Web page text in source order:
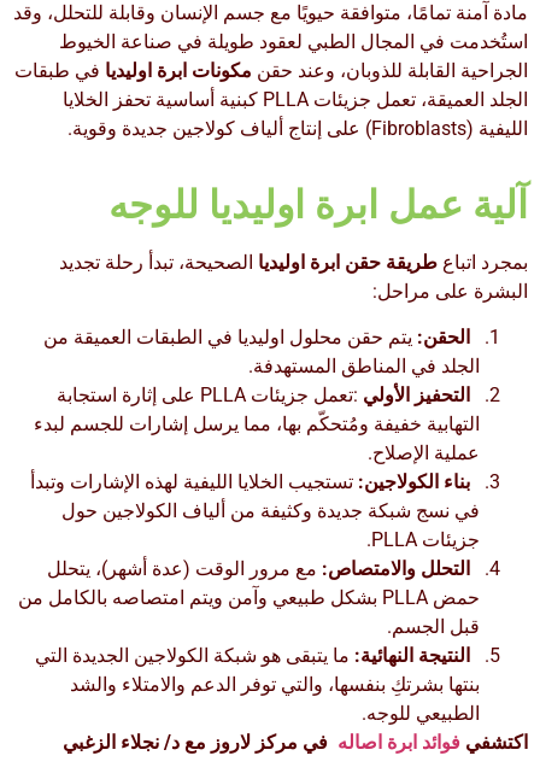
مادة آمنة تمامًا، متوافقة حيويًا مع جسم الإنسان وقابلة للتحلل، وقد
استُخدمت في المجال الطبي لعقود طويلة في صناعة الخيوط
الجراحية القابلة للذوبان، وعند حقن مكونات ابرة اوليديا في طبقات
الجلد العميقة، تعمل جزيئات PLLA كبنية أساسية تحفز الخلايا
الليفية (Fibroblasts) على إنتاج ألياف كولاجين جديدة وقوية.
آلية عمل ابرة اوليديا للوجه
بمجرد اتباع طريقة حقن ابرة اوليديا الصحيحة، تبدأ رحلة تجديد
البشرة على مراحل:
الحقن: يتم حقن محلول اوليديا في الطبقات العميقة من
الجلد في المناطق المستهدفة.
التحفيز الأولي
:تعمل جزيئات PLLA على إثارة استجابة
التهابية خفيفة ومُتحكّم بها، مما يرسل إشارات للجسم لبدء
عملية الإصلاح.
بناء الكولاجين: تستجيب الخلايا الليفية لهذه الإشارات وتبدأ
في نسج شبكة جديدة وكثيفة من ألياف الكولاجين حول
جزيئات PLLA.
التحلل والامتصاص: مع مرور الوقت (عدة أشهر)، يتحلل
حمض PLLA بشكل طبيعي وآمن ويتم امتصاصه بالكامل من
قبل الجسم.
النتيجة النهائية: ما يتبقى هو شبكة الكولاجين الجديدة التي
بنتها بشرتكِ بنفسها، والتي توفر الدعم والامتلاء والشد
الطبيعي للوجه.
اكتشفي فوائد ابرة اصاله في مركز لاروز مع د/ نجلاء الزغبي